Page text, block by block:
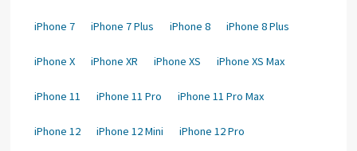
iPhone 7 iPhone 7 Plus iPhone 8 iPhone 8 Plus
iPhone X iPhone XR iPhone XS iPhone XS Max
iPhone 11 iPhone 11 Pro iPhone 11 Pro Max
iPhone 12 iPhone 12 Mini iPhone 12 Pro